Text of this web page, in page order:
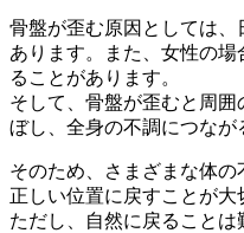
骨盤が歪む原因としては
あります。また、女性の場
ることがあります。
そして、骨盤が歪むと周
ぼし、全身の不調につなが
そのため、さまざまな体
正しい位置に戻すことが大
ただし、自然に戻ることは